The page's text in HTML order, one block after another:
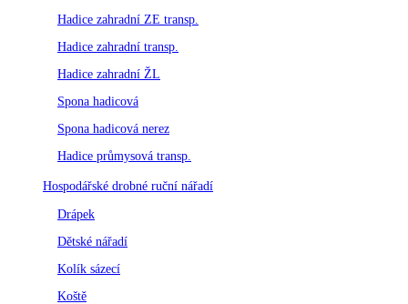
Hadice zahradní ZE transp.
Hadice zahradní transp.
Hadice zahradní ŽL
Spona hadicová
Spona hadicová nerez
Hadice průmysová transp.
Hospodářské drobné ruční nářadí
Drápek
Dětské nářadí
Kolík sázecí
Koště